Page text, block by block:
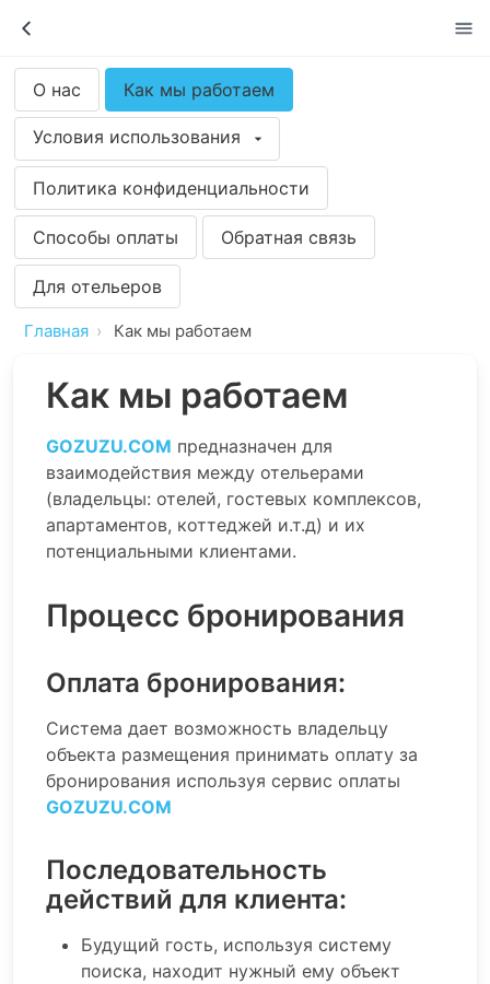
О нас Как мы работаем
Условия использования
Политика конфиденциальности
Способы оплаты Обратная связь
Для отельеров
Главная Как мы работаем
Как мы работаем
GOZUZU.COM предназначен для
взаимодействия между отельерами
(владельцы: отелей, гостевых комплексов,
апартаментов, коттеджей и.т.д) и их
потенциальными клиентами.
Процесс бронирования
Оплата бронирования:
Система дает возможность владельцу
объекта размещения принимать оплату за
бронирования используя сервис оплаты
GOZUZU.COM
Последовательность
действий для клиента:
Будущий гость, используя систему
поиска, находит нужный ему объект